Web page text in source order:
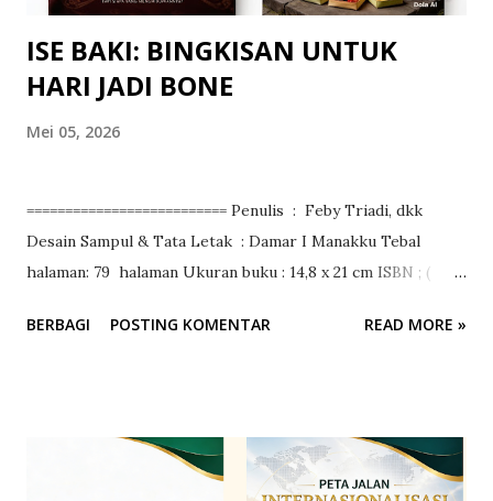
ISE BAKI: BINGKISAN UNTUK
HARI JADI BONE
Mei 05, 2026
========================== Penulis : Feby Triadi, dkk
Desain Sampul & Tata Letak : Damar I Manakku Tebal
halaman: 79 halaman Ukuran buku : 14,8 x 21 cm ISBN ; (
Pakalawaki Penerbitan dan Percetakan Harga : - Website:
hadirnya Bissu dalam peringatan hari jadi Kabupaten Bone
yang ke-692? Bukankah ketidakhadiran adalah hal yang
BERBAGI POSTING KOMENTAR READ MORE »